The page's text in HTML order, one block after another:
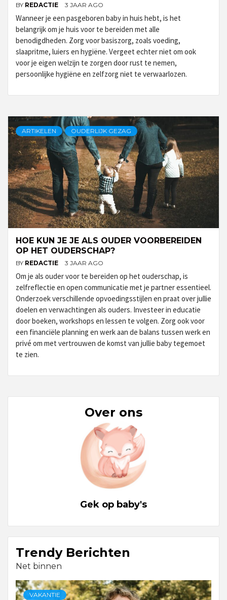
BY REDACTIE 3 JAAR AGO
Wanneer je een pasgeboren baby in huis hebt, is het
belangrijk om je huis voor te bereiden met alle
benodigdheden. Zorg voor basiszorg, zoals voeding,
slaapritme, luiers en hygiëne. Vergeet echter niet om ook
voor je eigen welzijn te zorgen door rust te nemen,
persoonlijke hygiëne en zelfzorg niet te verwaarlozen.
ARTIKELEN OUDERLIJK GEZAG
HOE KUN JE JE ALS OUDER VOORBEREIDEN
OP HET OUDERSCHAP?
BY REDACTIE 3 JAAR AGO
Om je als ouder voor te bereiden op het ouderschap, is
zelfreflectie en open communicatie met je partner essentieel.
Onderzoek verschillende opvoedingsstijlen en praat over jullie
doelen en verwachtingen als ouders. Investeer in educatie
door boeken, workshops en lessen te volgen. Zorg ook voor
een financiële planning en werk aan de balans tussen werk en
privé om met vertrouwen de komst van jullie baby tegemoet
te zien.
Over ons
Gek op baby's
Trendy Berichten
Net binnen
VAKANTIE